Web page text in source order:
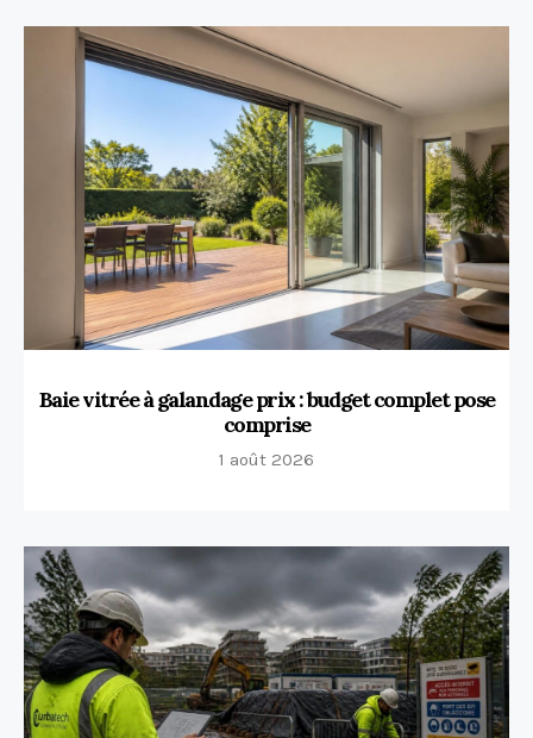
Baie vitrée à galandage prix : budget complet pose
comprise
1 août 2026